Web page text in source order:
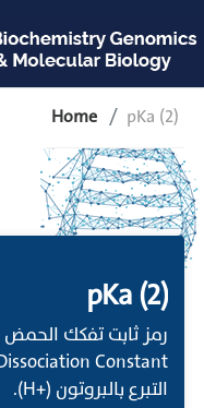
Home pKa (2)
pKa (2)
رمز ثابت تفكك
التبرع بالبروتون (+H).